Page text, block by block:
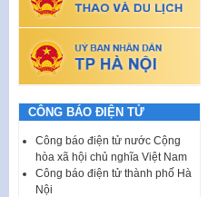
CÔNG BÁO ĐIỆN TỬ
Công báo điện tử nước Cộng
hòa xã hội chủ nghĩa Việt Nam
Công báo điện tử thành phố Hà
Nội